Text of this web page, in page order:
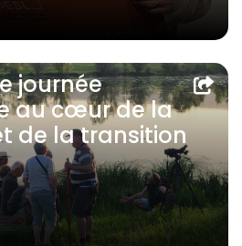
journée
au cœur de la
de la transition